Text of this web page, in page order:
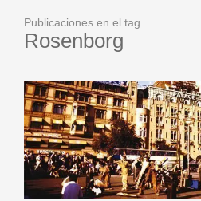
Publicaciones en el tag
Rosenborg